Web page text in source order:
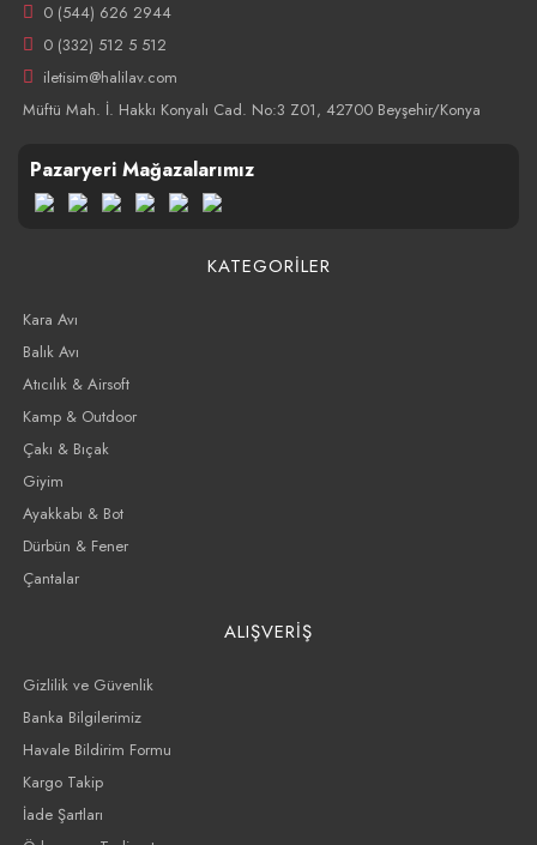
0 (544) 626 2944
0 (332) 512 5 512
iletisim@halilav.com
Müftü Mah. İ. Hakkı Konyalı Cad. No:3 Z01, 42700 Beyşehir/Konya
Pazaryeri Mağazalarımız
KATEGORİLER
Kara Avı
Balık Avı
Atıcılık & Airsoft
Kamp & Outdoor
Çakı & Bıçak
Giyim
Ayakkabı & Bot
Dürbün & Fener
Çantalar
ALIŞVERİŞ
Gizlilik ve Güvenlik
Banka Bilgilerimiz
Havale Bildirim Formu
Kargo Takip
İade Şartları